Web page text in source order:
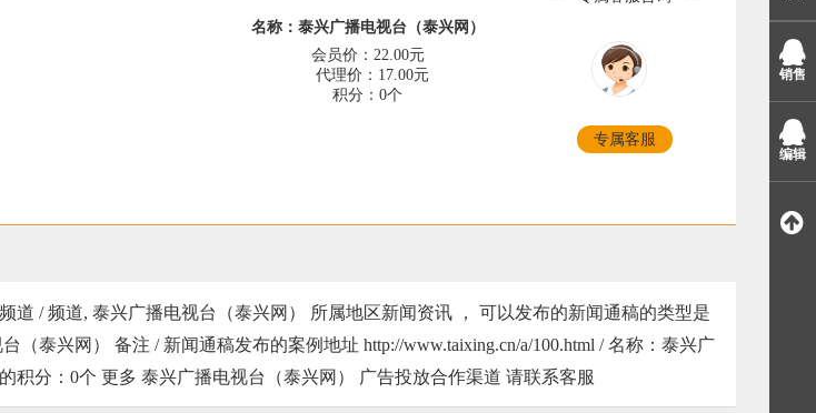
名称：泰兴广播电视台（泰兴网）
会员价：22.00元
代理价：17.00元
积分：0个
专属客服
/ 频道, 泰兴广播电视台（泰兴网） 所属地区新闻资讯 ， 可以发布的新闻通稿的类型是
泰兴网） 备注 / 新闻通稿发布的案例地址 http://www.taixing.cn/a/100.html / 名称：泰兴广
积分：0个 更多 泰兴广播电视台（泰兴网） 广告投放合作渠道 请联系客服
销售
编辑